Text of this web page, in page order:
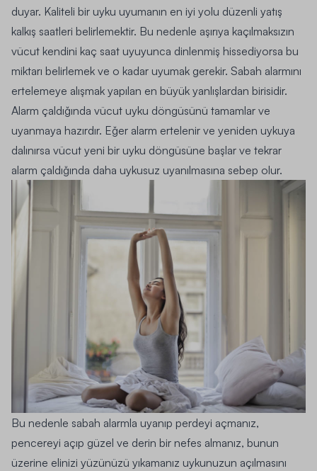
duyar. Kaliteli bir uyku uyumanın en iyi yolu düzenli yatış
kalkış saatleri belirlemektir. Bu nedenle aşırıya kaçılmaksızın
vücut kendini kaç saat uyuyunca dinlenmiş hissediyorsa bu
miktarı belirlemek ve o kadar uyumak gerekir. Sabah alarmını
ertelemeye alışmak yapılan en büyük yanlışlardan birisidir.
Alarm çaldığında vücut uyku döngüsünü tamamlar ve
uyanmaya hazırdır. Eğer alarm ertelenir ve yeniden uykuya
dalınırsa vücut yeni bir uyku döngüsüne başlar ve tekrar
alarm çaldığında daha uykusuz uyanılmasına sebep olur.
Bu nedenle sabah alarmla uyanıp perdeyi açmanız,
pencereyi açıp güzel ve derin bir nefes almanız, bunun
üzerine elinizi yüzünüzü yıkamanız uykunuzun açılmasını